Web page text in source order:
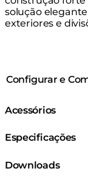
solução
exteriores e
Configurar e
Acessórios
Especificações
Downloads